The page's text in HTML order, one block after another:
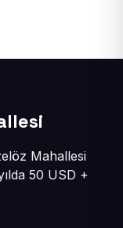
Mahallesi
50 USD +